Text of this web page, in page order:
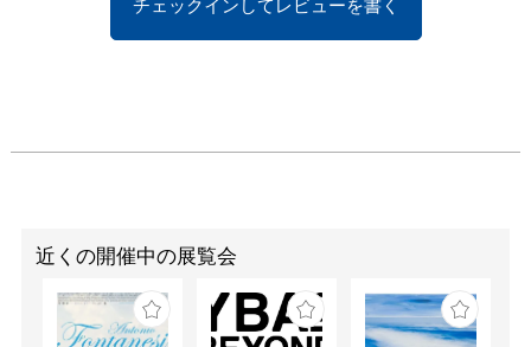
チェックインしてレビューを書く
近くの開催中の展覧会